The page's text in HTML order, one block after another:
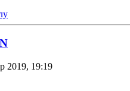
2019, 19:19